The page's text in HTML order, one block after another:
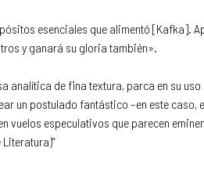
esenciales que alimentó [Kafka].
y ganará su gloria también».
analítica de fina textura, parca en su
un postulado fantástico –en este
vuelos especulativos que parecen
Literatura)"